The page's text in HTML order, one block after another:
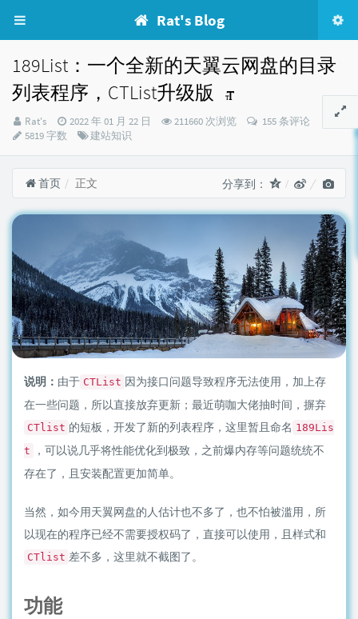
Rat's Blog
189List：一个全新的天翼云网盘的目录
列表程序，CTList升级版
博
主：
Rat's
发
布
2022 年 01 月 22 日 211660 次浏览
155 条评论
5819 字数
分
建站知识
首页 正文 分享到：
说明： 由于 CTList 因为接口问题导致程序无法使用，加上存
在一些问题，所以直接放弃更新；最近萌咖大佬抽时间，摒弃
CTlist 的短板，开发了新的列表程序，这里暂且命名 189Lis
t
，可以说几乎将性能优化到极致，之前爆内存等问题统统不
存在了，且安装配置更加简单。
当然，如今用天翼网盘的人估计也不多了，也不怕被滥用，所
以现在的程序已经不需要授权码了，直接可以使用，且样式和
CTlist 差不多，这里就不截图了。
功能